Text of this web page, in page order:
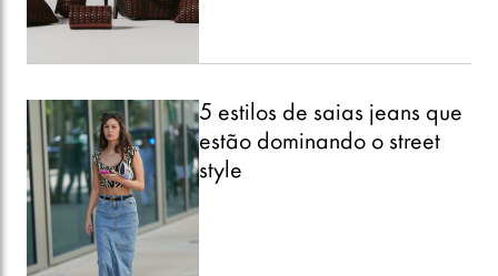
5 estilos de saias jeans que
estão dominando o street
style